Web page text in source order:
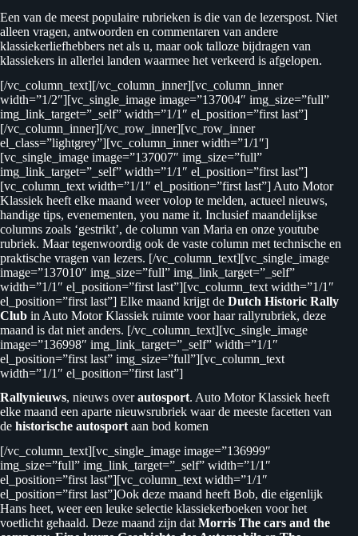
Een van de meest populaire rubrieken is die van de lezerspost. Niet
alleen vragen, antwoorden en commentaren van andere
klassiekerliefhebbers net als u, maar ook talloze bijdragen van
klassiekers in allerlei landen waarmee het verkeerd is afgelopen.
[/vc_column_text][/vc_column_inner][vc_column_inner
width=”1/2″][vc_single_image image=”137004″ img_size=”full”
img_link_target=”_self” width=”1/1″ el_position=”first last”]
[/vc_column_inner][/vc_row_inner][vc_row_inner
el_class=”lightgrey”][vc_column_inner width=”1/1″]
[vc_single_image image=”137007″ img_size=”full”
img_link_target=”_self” width=”1/1″ el_position=”first last”]
[vc_column_text width=”1/1″ el_position=”first last”] Auto Motor
Klassiek heeft elke maand weer volop te melden, actueel nieuws,
handige tips, evenementen, you name it. Inclusief maandelijkse
columns zoals ‘gestrikt’, de column van Maria en onze youtube
rubriek. Maar tegenwoordig ook de vaste column met technische en
praktische vragen van lezers. [/vc_column_text][vc_single_image
image=”137010″ img_size=”full” img_link_target=”_self”
width=”1/1″ el_position=”first last”][vc_column_text width=”1/1″
el_position=”first last”] Elke maand krijgt de Dutch Historic Rally
Club in Auto Motor Klassiek ruimte voor haar rallyrubriek, deze
maand is dat niet anders. [/vc_column_text][vc_single_image
image=”136998″ img_link_target=”_self” width=”1/1″
el_position=”first last” img_size=”full”][vc_column_text
width=”1/1″ el_position=”first last”]
Rallynieuws, nieuws overautosport. Auto Motor Klassiek heeft
elke maand een aparte nieuwsrubriek waar de meeste facetten van
de historische autosport aan bod komen
[/vc_column_text][vc_single_image image=”136999″
img_size=”full” img_link_target=”_self” width=”1/1″
el_position=”first last”][vc_column_text width=”1/1″
el_position=”first last”]Ook deze maand heeft Bob, die eigenlijk
Hans heet, weer een leuke selectie klassiekerboeken voor het
voetlicht gehaald. Deze maand zijn dat Morris The cars and the